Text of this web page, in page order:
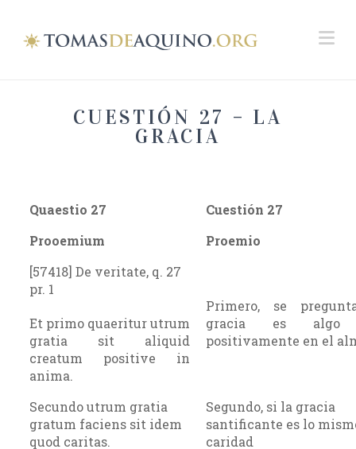
CUESTIÓN 27 – LA
GRACIA
Quaestio 27
Cuestión 27
Prooemium
Proemio
[57418] De veritate, q. 27
pr. 1
Et primo quaeritur utrum
gratia sit aliquid
creatum positive in
anima.
Primero, se
gracia es algo
positivamente en el
Secundo utrum gratia
gratum faciens sit idem
quod caritas.
Segundo, si la gracia
santificante es lo
caridad